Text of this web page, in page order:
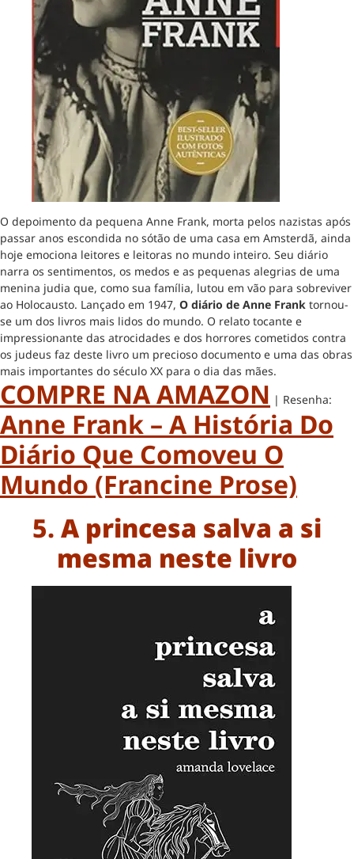
O depoimento da pequena Anne Frank, morta pelos nazistas após
passar anos escondida no sótão de uma casa em Amsterdã, ainda
hoje emociona leitores e leitoras no mundo inteiro. Seu diário
narra os sentimentos, os medos e as pequenas alegrias de uma
menina judia que, como sua família, lutou em vão para sobreviver
ao Holocausto. Lançado em 1947, O diário de Anne Frank tornou-
se um dos livros mais lidos do mundo. O relato tocante e
impressionante das atrocidades e dos horrores cometidos contra
os judeus faz deste livro um precioso documento e uma das obras
mais importantes do século XX para o dia das mães.
COMPRE NA AMAZON | Resenha:
Anne Frank – A História Do
Diário Que Comoveu O
Mundo (Francine Prose)
5. A princesa salva a si
mesma neste livro